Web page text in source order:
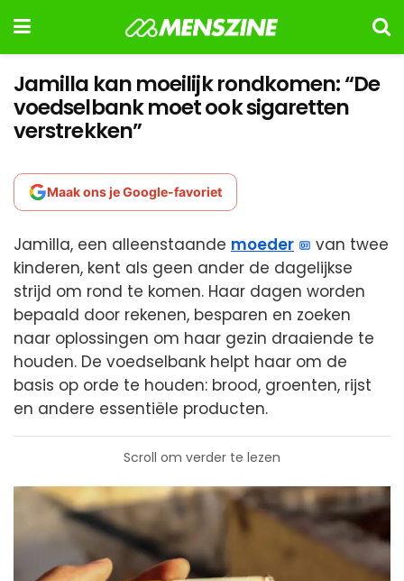
Jamilla kan moeilijk rondkomen: “De
voedselbank moet ook sigaretten
verstrekken”
Maak ons je Google-favoriet
Jamilla, een alleenstaande moeder
van twee
kinderen, kent als geen ander de dagelijkse
strijd om rond te komen. Haar dagen worden
bepaald door rekenen, besparen en zoeken
naar oplossingen om haar gezin draaiende te
houden. De voedselbank helpt haar om de
basis op orde te houden: brood, groenten, rijst
en andere essentiële producten.
Scroll om verder te lezen